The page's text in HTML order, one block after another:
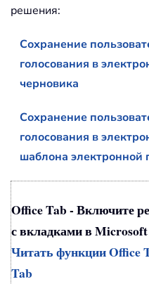
решения:
Сохранение
голосования в
черновика
Сохранение
голосования в
шаблона электронной
Office Tab - Включите
с вкладками в
Читать функции Office
Tab